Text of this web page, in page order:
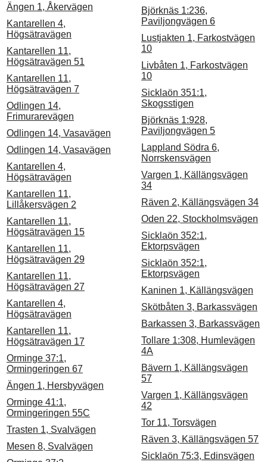
Ängen 1, Åkervägen
Kantarellen 4,
Högsätravägen
Kantarellen 11,
Högsätravägen 51
Kantarellen 11,
Högsätravägen 7
Odlingen 14,
Frimurarevägen
Odlingen 14, Vasavägen
Odlingen 14, Vasavägen
Kantarellen 4,
Högsätravägen
Kantarellen 11,
Lillåkersvägen 2
Kantarellen 11,
Högsätravägen 15
Kantarellen 11,
Högsätravägen 29
Kantarellen 11,
Högsätravägen 27
Kantarellen 4,
Högsätravägen
Kantarellen 11,
Högsätravägen 17
Orminge 37:1,
Ormingeringen 67
Ängen 1, Hersbyvägen
Orminge 41:1,
Ormingeringen 55C
Trasten 1, Svalvägen
Mesen 8, Svalvägen
Björknäs 1:236,
Paviljongvägen 6
Lustjakten 1, Farkostvägen
10
Livbåten 1, Farkostvägen
10
Sicklaön 351:1,
Skogsstigen
Björknäs 1:928,
Paviljongvägen 5
Lappland Södra 6,
Norrskensvägen
Vargen 1, Källängsvägen
34
Räven 2, Källängsvägen 34
Oden 22, Stockholmsvägen
Sicklaön 352:1,
Ektorpsvägen
Sicklaön 352:1,
Ektorpsvägen
Kaninen 1, Källängsvägen
Skötbåten 3, Barkassvägen
Barkassen 3, Barkassvägen
Tollare 1:308, Humlevägen
4A
Bävern 1, Källängsvägen
57
Vargen 1, Källängsvägen
42
Tor 11, Torsvägen
Räven 3, Källängsvägen 57
Sicklaön 75:3, Edinsvägen